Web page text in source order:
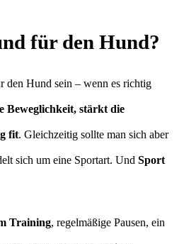
für den Hund?
den Hund sein – wenn es richtig
Beweglichkeit, stärkt die
fit. Gleichzeitig sollte man sich aber
sich um eine Sportart. Und Sport
Training, regelmäßige Pausen, ein